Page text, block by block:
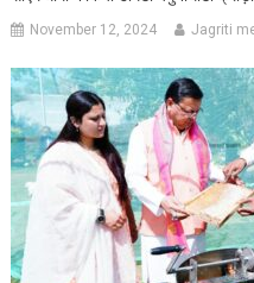
November 12, 2024 Jagriti